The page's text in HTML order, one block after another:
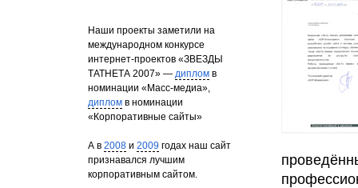
Наши проекты заметили на
международном конкурсе
интернет-проектов «ЗВЕЗДЫ
ТАТНЕТА 2007» — диплом в
номинации «Масс-медиа»,
диплом в номинации
«Корпоративные сайты»
А в 2008 и 2009 годах наш сайт
признавался лучшим
корпоративным сайтом.